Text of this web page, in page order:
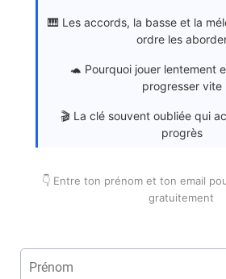
🎹 Les accords, la basse et la
ordre les
🐢 Pourquoi jouer lentement
progresser vite
🎬 La clé souvent oubliée qui
progrès
👇 Entre ton prénom et ton email
gratuitement